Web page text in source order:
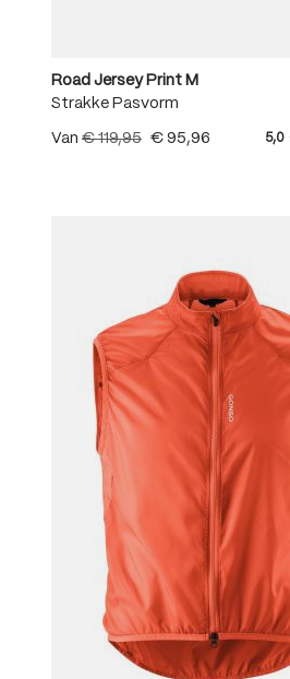
Road Jersey Print M
Strakke Pasvorm
Van € 119,95 € 95,96 5,0